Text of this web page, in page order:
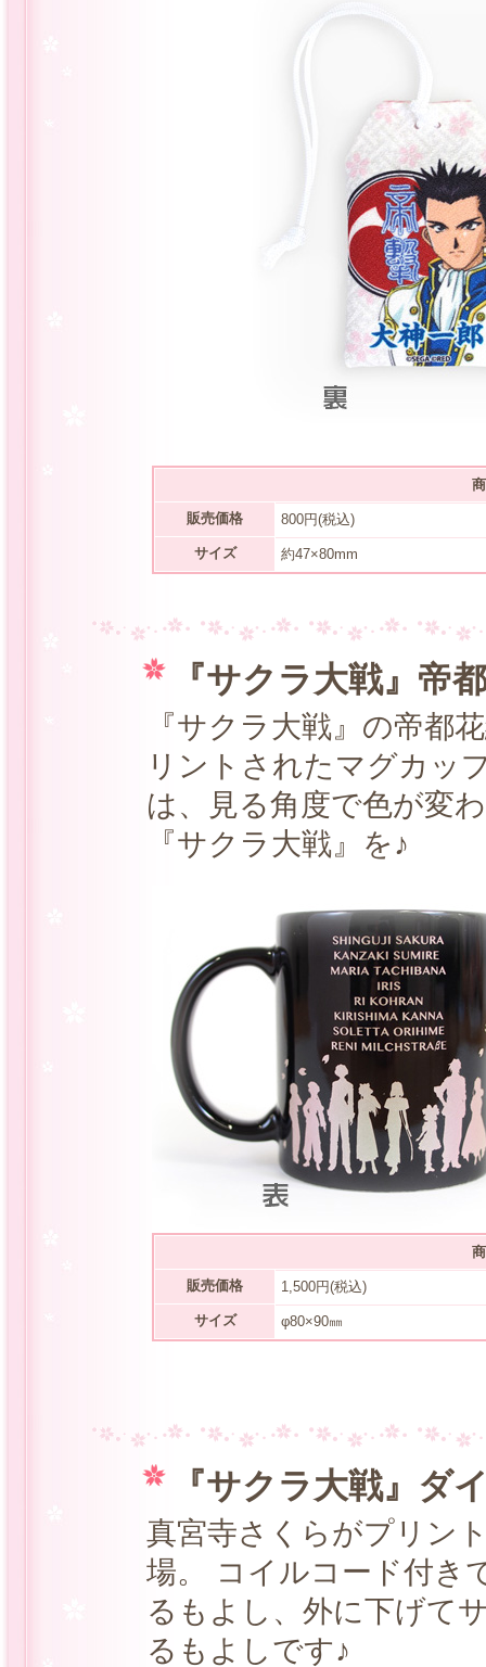
販売価格 800円(税込)
サイズ 約47×80mm
『サクラ大戦』帝
『サクラ大戦』の帝都
リントされたマグカッ
は、見る角度で色が変
『サクラ大戦』を♪
販売価格 1,500円(税込)
サイズ φ80×90㎜
『サクラ大戦』ダ
真宮寺さくらがプリン
場。 コイルコード付き
るもよし、外に下げて
るもよしです♪